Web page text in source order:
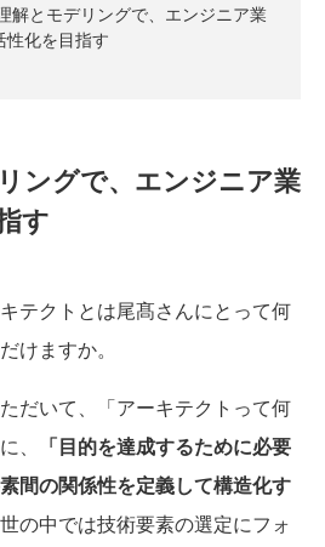
解とモデリングで、エンジニア業
性化を目指す
ングで、エンジニア業
す
テクトとは尾髙さんにとって何
けますか。
だいて、「アーキテクトって何
、
「目的を達成するために必要
間の関係性を定義して構造化す
の中では技術要素の選定にフォ